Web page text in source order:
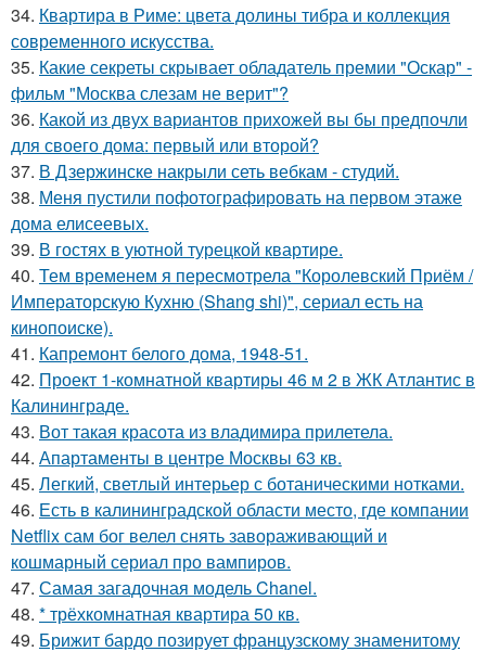
34. Квартира в Риме: цвета долины тибра и коллекция
современного искусства.
35. Какие секреты скрывает обладатель премии "Оскар" -
фильм "Москва слезам не верит"?
36. Какой из двух вариантов прихожей вы бы предпочли
для своего дома: первый или второй?
37. В Дзержинске накрыли сеть вебкам - студий.
38. Меня пустили пофотографировать на первом этаже
дома елисеевых.
39. В гостях в уютной турецкой квартире.
40. Тем временем я пересмотрела "Королевский Приём /
Императорскую Кухню (Shang shi)", сериал есть на
кинопоиске).
41. Капремонт белого дома, 1948-51.
42. Проект 1-комнатной квартиры 46 м 2 в ЖК Атлантис в
Калининграде.
43. Вот такая красота из владимира прилетела.
44. Апартаменты в центре Москвы 63 кв.
45. Легкий, светлый интерьер с ботаническими нотками.
46. Есть в калининградской области место, где компании
Netflix сам бог велел снять завораживающий и
кошмарный сериал про вампиров.
47. Самая загадочная модель Chanel.
48. * трёхкомнатная квартира 50 кв.
49. Брижит бардо позирует французскому знаменитому